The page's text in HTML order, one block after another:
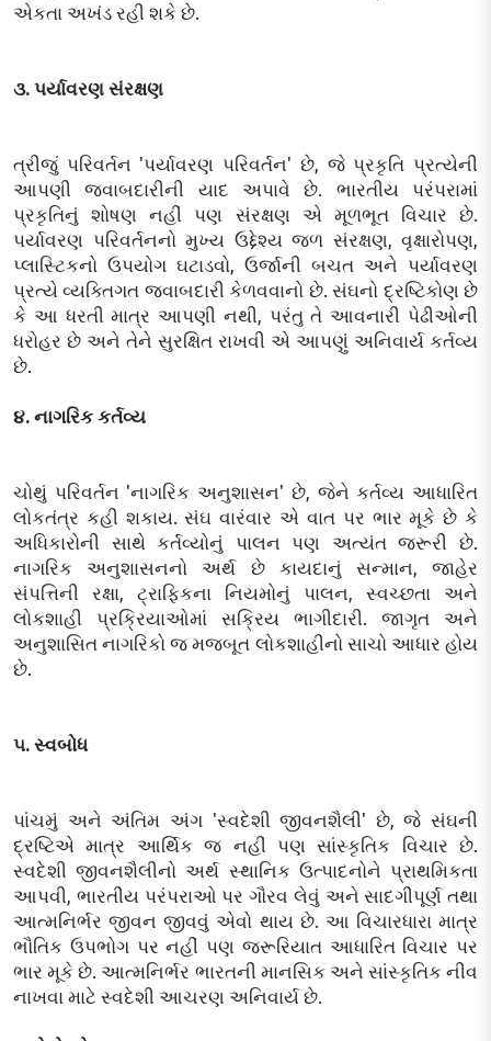
એકતા અખંડ રહી શકે છે.
૩. પર્યાવરણ સંરક્ષણ
ત્રીજું પરિવર્તન 'પર્યાવરણ પરિવર્તન' છે, જે પ્રકૃતિ પ્રત્યેની
આપણી જવાબદારીની યાદ અપાવે છે. ભારતીય પરંપરામાં
પ્રકૃતિનું શોષણ નહીં પણ સંરક્ષણ એ મૂળભૂત વિચાર છે.
પર્યાવરણ પરિવર્તનનો મુખ્ય ઉદ્દેશ્ય જળ સંરક્ષણ, વૃક્ષારોપણ,
પ્લાસ્ટિકનો ઉપયોગ ઘટાડવો, ઉર્જાની બચત અને પર્યાવરણ
પ્રત્યે વ્યક્તિગત જવાબદારી કેળવવાનો છે. સંઘનો દ્રષ્ટિકોણ છે
કે આ ધરતી માત્ર આપણી નથી, પરંતુ તે આવનારી પેઢીઓની
ધરોહર છે અને તેને સુરક્ષિત રાખવી એ આપણું અનિવાર્ય કર્તવ્ય
છે.
૪. નાગરિક કર્તવ્ય
ચોથું પરિવર્તન 'નાગરિક અનુશાસન' છે, જેને કર્તવ્ય આધારિત
લોકતંત્ર કહી શકાય. સંઘ વારંવાર એ વાત પર ભાર મૂકે છે કે
અધિકારોની સાથે કર્તવ્યોનું પાલન પણ અત્યંત જરૂરી છે.
નાગરિક અનુશાસનનો અર્થ છે કાયદાનું સન્માન, જાહેર
સંપત્તિની રક્ષા, ટ્રાફિકના નિયમોનું પાલન, સ્વચ્છતા અને
લોકશાહી પ્રક્રિયાઓમાં સક્રિય ભાગીદારી. જાગૃત અને
અનુશાસિત નાગરિકો જ મજબૂત લોકશાહીનો સાચો આધાર હોય
છે.
૫. સ્વબોધ
પાંચમું અને અંતિમ અંગ 'સ્વદેશી જીવનશૈલી' છે, જે સંઘની
દ્રષ્ટિએ માત્ર આર્થિક જ નહીં પણ સાંસ્કૃતિક વિચાર છે.
સ્વદેશી જીવનશૈલીનો અર્થ સ્થાનિક ઉત્પાદનોને પ્રાથમિકતા
આપવી, ભારતીય પરંપરાઓ પર ગૌરવ લેવું અને સાદગીપૂર્ણ તથા
આત્મનિર્ભર જીવન જીવવું એવો થાય છે. આ વિચારધારા માત્ર
ભૌતિક ઉપભોગ પર નહીં પણ જરૂરિયાત આધારિત વિચાર પર
ભાર મૂકે છે. આત્મનિર્ભર ભારતની માનસિક અને સાંસ્કૃતિક નીવ
નાખવા માટે સ્વદેશી આચરણ અનિવાર્ય છે.